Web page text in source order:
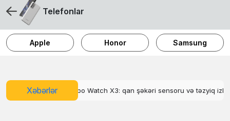
Telefonlar
Apple Honor Samsung
Xəbərlər
sensoru və təzyiq izləmə funksiyası Google Maps-də yeni